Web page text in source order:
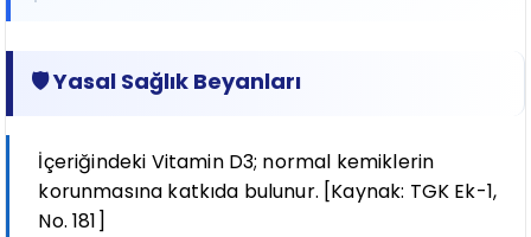
🛡️ Yasal Sağlık Beyanları
İçeriğindeki Vitamin D3; normal kemiklerin
korunmasına katkıda bulunur. [Kaynak: TGK Ek-1,
No. 181]